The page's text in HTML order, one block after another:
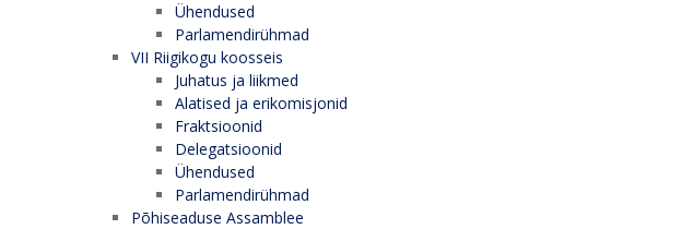
Ühendused
Parlamendirühmad
VII Riigikogu koosseis
Juhatus ja liikmed
Alatised ja erikomisjonid
Fraktsioonid
Delegatsioonid
Ühendused
Parlamendirühmad
Põhiseaduse Assamblee